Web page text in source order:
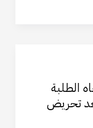
الطلبة
تحريض